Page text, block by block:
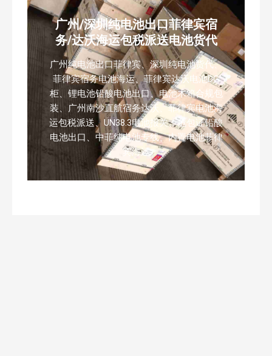
广州/深圳纯电池出口菲律宾宿
务/达沃海运包税派送电池货代
广州纯电池出口菲律宾、深圳纯电池货代、
菲律宾宿务电池海运、菲律宾达沃电池DG
柜、锂电池铅酸电池出口、电池木箱合规包
装、广州南沙直航宿务达沃、菲律宾电池海
运包税派送、UN38.3电池报关、危包证铅酸
电池出口、中菲纯电池专线、内置电池菲律
宾海运